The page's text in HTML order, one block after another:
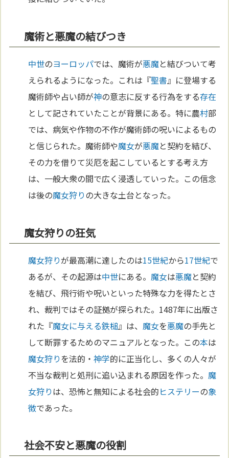
魔術と悪魔の結びつき
中世のヨーロッパでは、魔術が悪魔と結びついて考
えられるようになった。これは『聖書』に登場する
魔術師や占い師が神の意志に反する行為をする存在
として記されていたことが背景にある。特に農村部
では、病気や作物の不作が魔術師の呪いによるもの
と信じられた。魔術師や魔女が悪魔と契約を結び、
その力を借りて災厄を起こしているとする考え方
は、一般大衆の間で広く浸透していった。この信念
は後の魔女狩りの大きな土台となった。
魔女狩りの狂気
魔女狩りが最高潮に達したのは15世紀から17世紀で
あるが、その起源は中世にある。 魔女は悪魔と契約
を結び、飛行術や呪いといった特殊な力を得たとさ
れ、裁判ではその証拠が探られた。1487年に出版さ
れた『魔女に与える鉄槌』は、 魔女を悪魔の手先と
して断罪するためのマニュアルとなった。この本は
魔女狩りを法的・神学的に正当化し、多くの人々が
不当な裁判と処刑に追い込まれる原因を作った。 魔
女狩りは、恐怖と無知による社会的ヒステリーの象
徴であった。
社会不安と悪魔の役割